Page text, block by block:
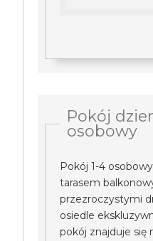
Pokój
osobowy
Pokój 1-4
tarasem
przezroczystymi
osiedle
pokój znajduje się